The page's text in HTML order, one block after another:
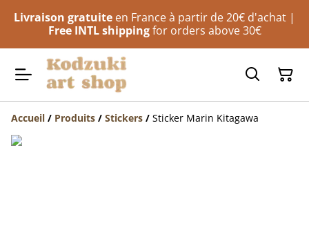
Livraison gratuite en France à partir de 20€ d'achat |
Free INTL shippingfor orders above 30€
Accueil / Produits / Stickers / Sticker Marin Kitagawa